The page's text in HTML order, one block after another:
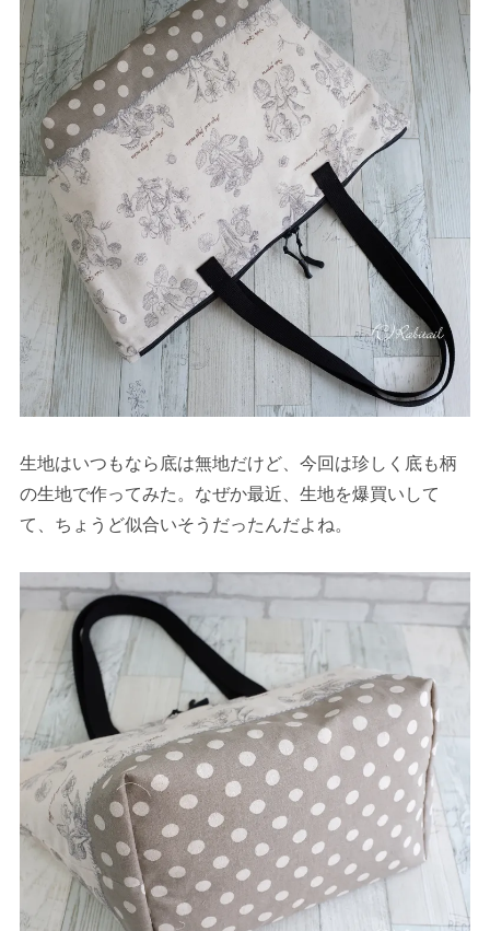
生地はいつもなら底は無地だけど、今回は珍しく底も柄
の生地で作ってみた。なぜか最近、生地を爆買いして
て、ちょうど似合いそうだったんだよね。